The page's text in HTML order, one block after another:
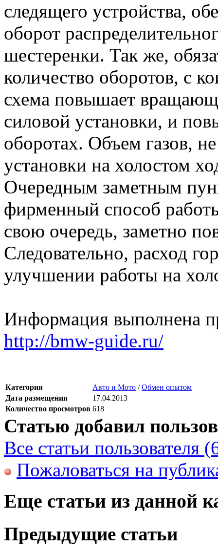
следящего устройства,
оборот
шестеренки. Так же,
количество оборотов, с
схема повышает
силовой установки, и
оборотах. Объем газов,
установки на холостом
Очередным заметным
фирменный способ
свою очередь, заметно
Следовательно, расход
улучшении работы на
Информация выполнена
http://bmw-guide.ru/
Категория Авто и Мото /Обмен опытом
Дата размещения
17.04.2013
Количество просмотров 618
Статью добавил
Все статьи пользователя
Пожаловаться на
Еще статьи из данной
Предыдущие статьи